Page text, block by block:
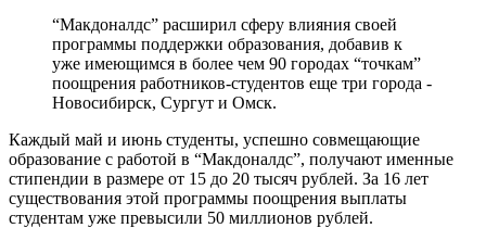
“Макдоналдс” расширил сферу влияния своей
программы поддержки образования, добавив к
уже имеющимся в более чем 90 городах “точкам”
поощрения работников-студентов еще три города -
Новосибирск, Сургут и Омск.
Каждый май и июнь студенты, успешно совмещающие
образование с работой в “Макдоналдс”, получают именные
стипендии в размере от 15 до 20 тысяч рублей. За 16 лет
существования этой программы поощрения выплаты
студентам уже превысили 50 миллионов рублей.